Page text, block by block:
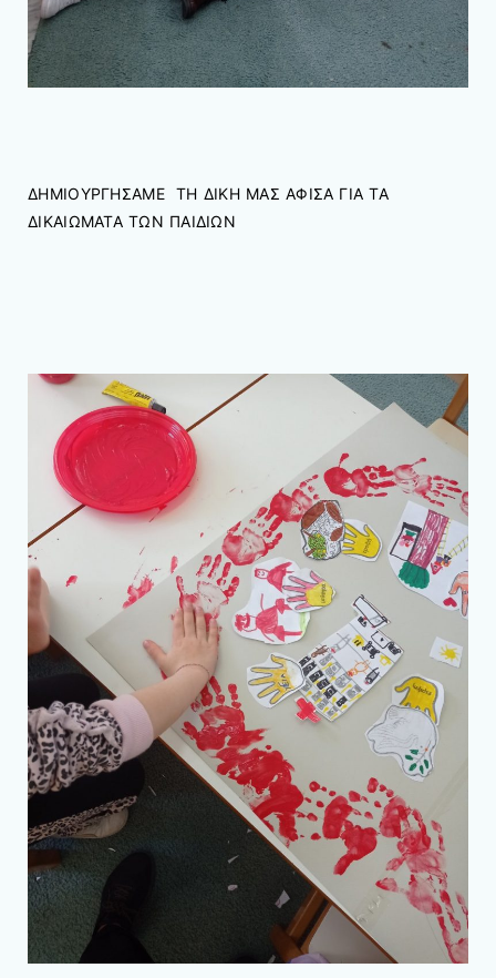
ΔΗΜΙΟΥΡΓΗΣΑΜΕ ΤΗ ΔΙΚΗ ΜΑΣ ΑΦΙΣΑ ΓΙΑ ΤΑ
ΔΙΚΑΙΩΜΑΤΑ ΤΩΝ ΠΑΙΔΙΩΝ